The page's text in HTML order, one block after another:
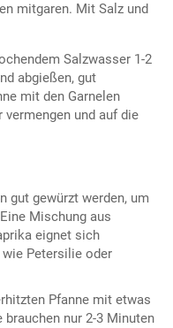
mitgaren. Mit Salz und
Salzwasser 1-2
abgießen, gut
mit den Garnelen
und auf die
gut gewürzt werden, um
Mischung aus
eignet sich
Petersilie oder
Pfanne mit etwas
brauchen nur 2-3 Minuten